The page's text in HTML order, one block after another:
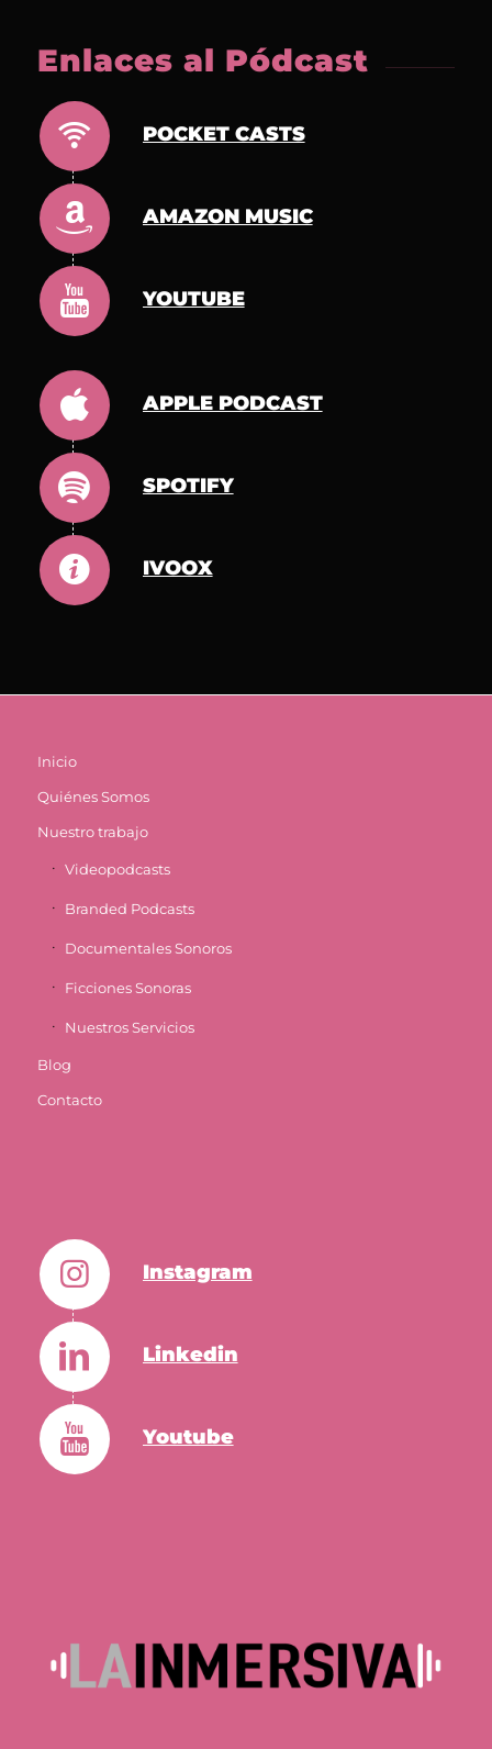
Enlaces al Pódcast
POCKET CASTS
AMAZON MUSIC
YOUTUBE
APPLE PODCAST
SPOTIFY
IVOOX
Inicio
Quiénes Somos
Nuestro trabajo
Videopodcasts
Branded Podcasts
Documentales Sonoros
Ficciones Sonoras
Nuestros Servicios
Blog
Contacto
Instagram
Linkedin
Youtube